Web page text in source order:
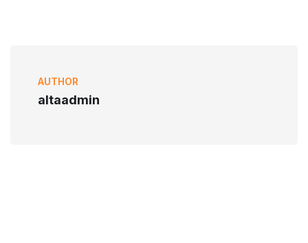
AUTHOR
altaadmin